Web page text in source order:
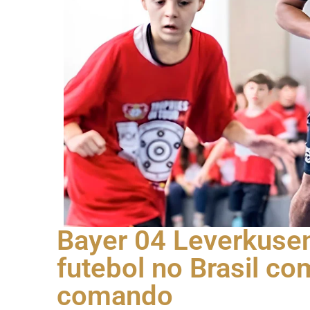
Bayer 04
futebol no Brasil
comando